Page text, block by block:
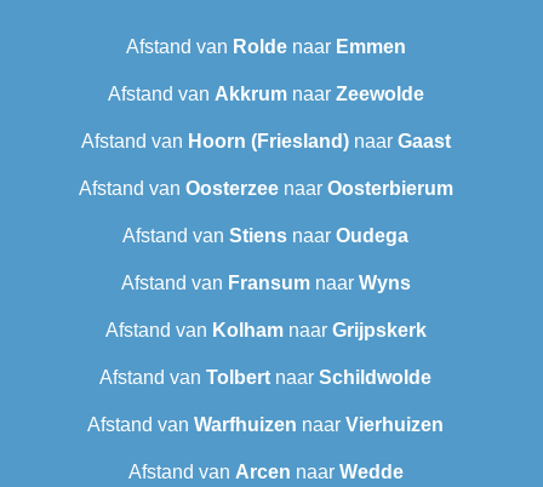
Afstand van Roldenaar Emmen
Afstand van Akkrumnaar Zeewolde
Afstand van Hoorn (Friesland)naar Gaast
Afstand van Oosterzeenaar Oosterbierum
Afstand van Stiens naar Oudega
Afstand van Fransumnaar Wyns
Afstand van Kolhamnaar Grijpskerk
Afstand van Tolbert naar Schildwolde
Afstand van Warfhuizen naar Vierhuizen
Afstand van Arcen naar Wedde